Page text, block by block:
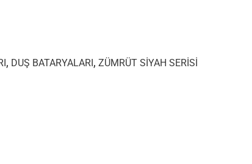
, DUŞ BATARYALARI, ZÜMRÜT SİYAH SERİSİ